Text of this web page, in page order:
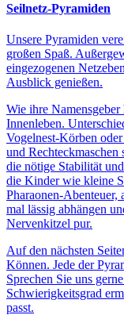
Seilnetz-Pyramiden
Unsere Pyramiden
großen Spaß.
eingezogenen
Ausblick genießen.
Wie ihre
Innenleben.
Vogelnest-Körben
und
die nötige Stabilität
die Kinder wie kleine
Pharaonen-Abenteuer,
mal lässig abhängen
Nervenkitzel pur.
Auf den nächsten
Können. Jede der
Sprechen Sie uns
Schwierigkeitsgrad
passt.